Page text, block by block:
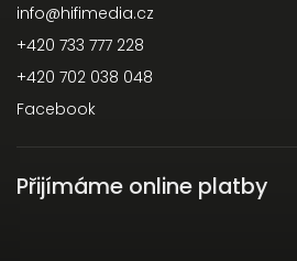
info@hifimedia.cz
+420 733 777 228
+420 702 038 048
Facebook
Přijímáme online platby